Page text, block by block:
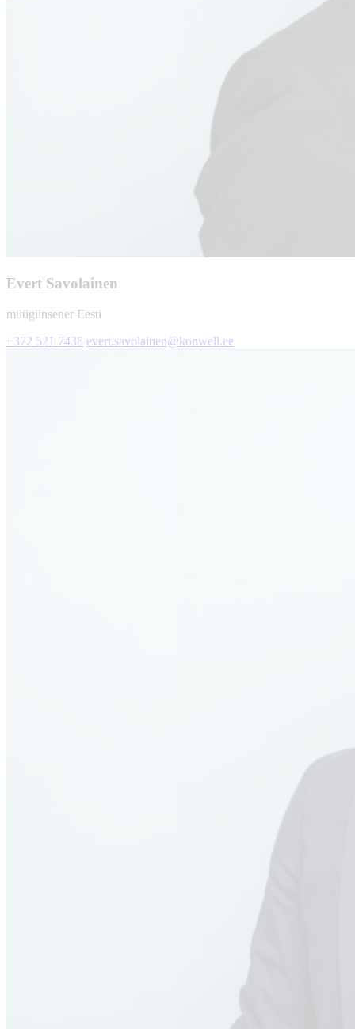
Evert Savolainen
müügiinsener Eesti
+372 521 7438 evert.savolainen@konwell.ee